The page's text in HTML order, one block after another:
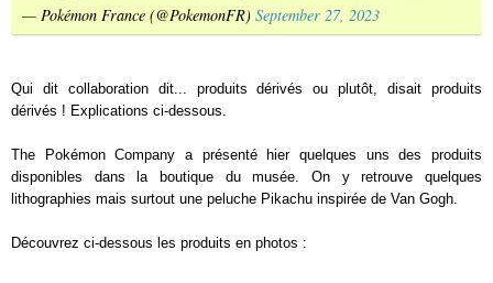
— Pokémon France (@PokemonFR) September 27, 2023
Qui dit collaboration dit... produits dérivés ou plutôt, disait produits
dérivés ! Explications ci-dessous.
The Pokémon Company a présenté hier quelques uns des produits
disponibles dans la boutique du musée. On y retrouve quelques
lithographies mais surtout une peluche Pikachu inspirée de Van Gogh.
Découvrez ci-dessous les produits en photos :